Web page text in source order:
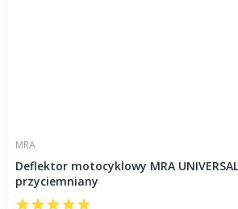
MRA
Deflektor motocyklowy MRA
przyciemniany